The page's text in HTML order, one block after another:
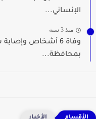
الإنساني...
منذ 3 سنة
وفاة 6 أشخاص وإصابة
بمحافظة...